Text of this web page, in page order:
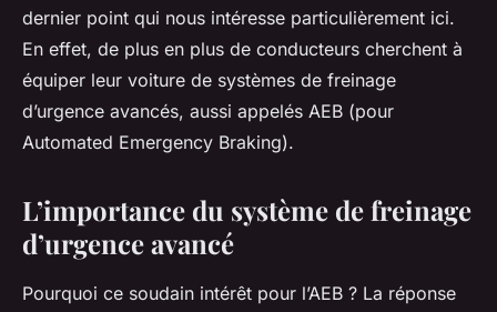
dernier point qui nous intéresse particulièrement ici.
En effet, de plus en plus de conducteurs cherchent à
équiper leur voiture de systèmes de freinage
d’urgence avancés, aussi appelés AEB (pour
Automated Emergency Braking).
L’importance du système de freinage
d’urgence avancé
Pourquoi ce soudain intérêt pour l’AEB ? La réponse